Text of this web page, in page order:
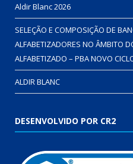
Aldir Blanc 2026
SELEÇÃO E COMPOSIÇÃO DE
ALFABETIZADORES NO ÂMBITO
ALFABETIZADO – PBA NOVO
ALDIR BLANC
DESENVOLVIDO POR CR2